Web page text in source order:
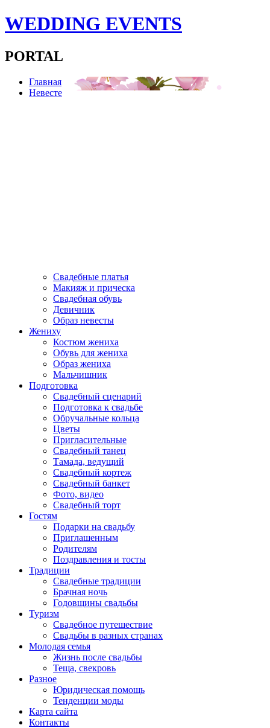
WEDDING EVENTS
PORTAL
Главная
Невесте
Свадебные платья
Макияж и прическа
Свадебная обувь
Девичник
Образ невесты
Жениху
Костюм жениха
Обувь для жениха
Образ жениха
Мальчишник
Подготовка
Свадебный сценарий
Подготовка к свадьбе
Обручальные кольца
Цветы
Пригласительные
Свадебный танец
Тамада, ведущий
Свадебный кортеж
Свадебный банкет
Фото, видео
Свадебный торт
Гостям
Подарки на свадьбу
Приглашенным
Родителям
Поздравления и тосты
Традиции
Свадебные традиции
Брачная ночь
Годовщины свадьбы
Туризм
Свадебное путешествие
Свадьбы в разных странах
Молодая семья
Жизнь после свадьбы
Теща, свекровь
Разное
Юридическая помощь
Тенденции моды
Карта сайта
Контакты